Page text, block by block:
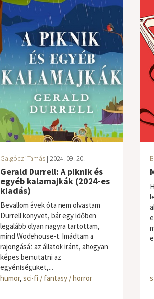
Galgóczi Tamás| 2024. 09. 20.
Gerald Durrell: A piknik és
egyéb kalamajkák (2024-es
kiadás)
Bevallom évek óta nem olvastam
Durrell könyvet, bár egy időben
legalább olyan nagyra tartottam,
mind Wodehouse-t. Imádtam a
rajongását az állatok iránt, ahogyan
képes bemutatni az
egyéniségüket,...
humor, sci-fi / fantasy / horror